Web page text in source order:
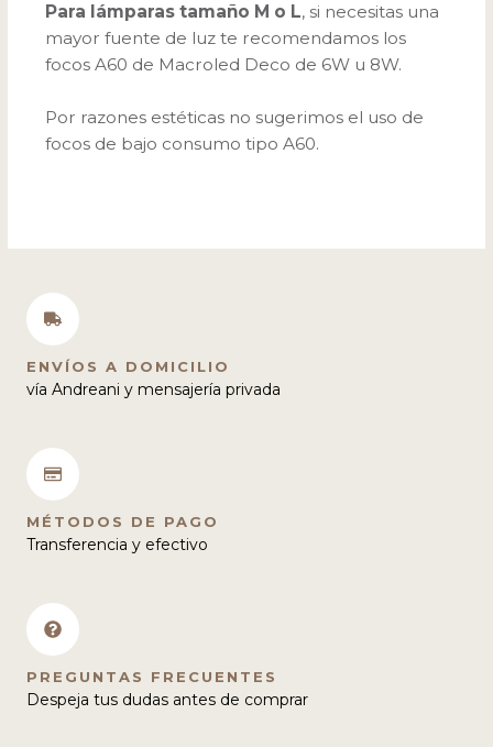
Para lámparas tamaño M o L, si necesitas una
mayor fuente de luz te recomendamos los
focos A60 de Macroled Deco de 6W u 8W.
Por razones estéticas no sugerimos el uso de
focos de bajo consumo tipo A60.
ENVÍOS A DOMICILIO
vía Andreani y mensajería privada
MÉTODOS DE PAGO
Transferencia y efectivo
PREGUNTAS FRECUENTES
Despeja tus dudas antes de comprar